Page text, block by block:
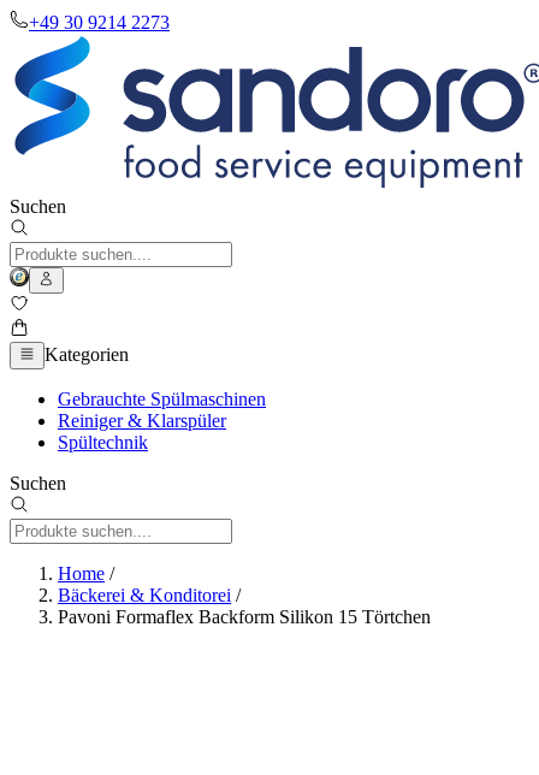
+49 30 9214 2273
Suchen
Kategorien
Gebrauchte Spülmaschinen
Reiniger & Klarspüler
Spültechnik
Suchen
Home /
Bäckerei & Konditorei /
Pavoni Formaflex Backform Silikon 15 Törtchen